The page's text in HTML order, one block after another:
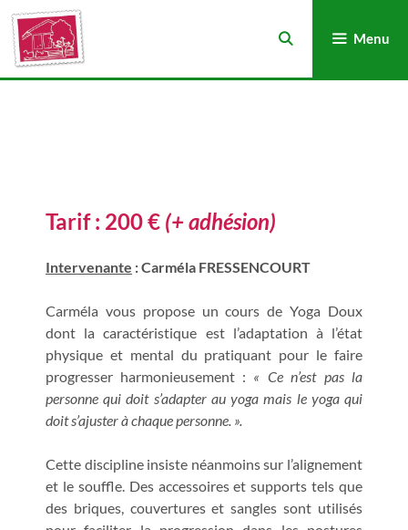
Menu
Tarif : 200 € (+ adhésion)
Intervenante : Carméla FRESSENCOURT
Carméla vous propose un cours de Yoga Doux
dont la caractéristique est l’adaptation à l’état
physique et mental du pratiquant pour le faire
progresser harmonieusement : « Ce n’est pas la
personne qui doit s’adapter au yoga mais le yoga qui
doit s’ajuster à chaque personne. ».
Cette discipline insiste néanmoins sur l’alignement
et le souffle. Des accessoires et supports tels que
des briques, couvertures et sangles sont utilisés